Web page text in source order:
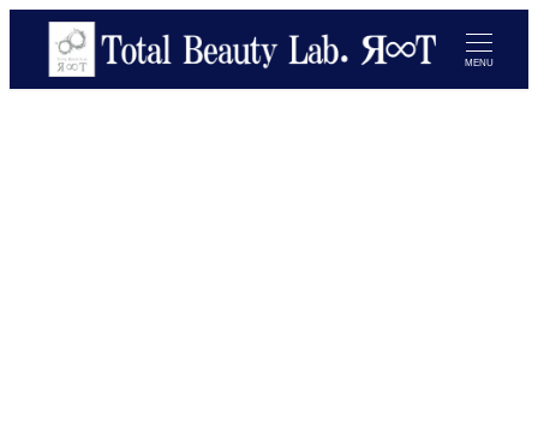
ン
MENU